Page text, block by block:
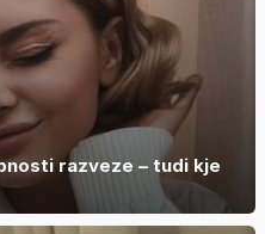
razveze – tudi kje